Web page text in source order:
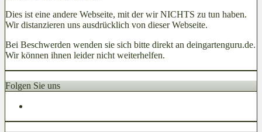
Dies ist eine andere Webseite, mit der wir NICHTS zu tun haben.
Wir distanzieren uns ausdrücklich von dieser Webseite.
Bei Beschwerden wenden sie sich bitte direkt an deingartenguru.de.
Wir können ihnen leider nicht weiterhelfen.
Folgen Sie uns